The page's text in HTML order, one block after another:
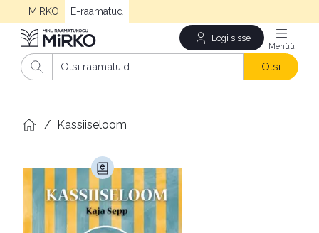
MIRKO E-raamatud
Logi sisse
Otsi
/ Kassiiseloom